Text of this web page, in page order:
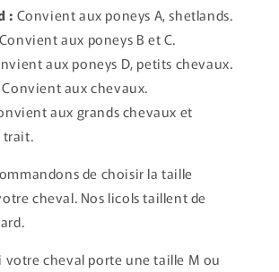
: Convient aux poneys A, shetlands.
Convient aux poneys B et C.
aux poneys D, petits chevaux.
Convient aux chevaux.
aux grands chevaux et
trait.
de choisir la taille
cheval. Nos licols taillent de
votre cheval porte une taille M ou